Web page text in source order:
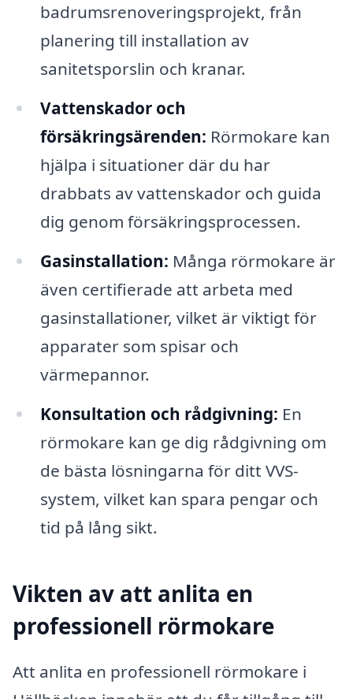
badrumsrenoveringsprojekt, från
planering till installation av
sanitetsporslin och kranar.
Vattenskador och
försäkringsärenden: Rörmokare kan
hjälpa i situationer där du har
drabbats av vattenskador och guida
dig genom försäkringsprocessen.
Gasinstallation: Många rörmokare är
även certifierade att arbeta med
gasinstallationer, vilket är viktigt för
apparater som spisar och
värmepannor.
Konsultation och rådgivning: En
rörmokare kan ge dig rådgivning om
de bästa lösningarna för ditt VVS-
system, vilket kan spara pengar och
tid på lång sikt.
Vikten av att anlita en
professionell rörmokare
Att anlita en professionell rörmokare i